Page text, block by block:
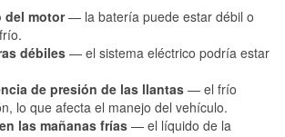
del motor— la batería puede estar débil o
débiles— el sistema eléctrico podría estar
de presión de las llantas — el frío
lo que afecta el manejo del vehículo.
las mañanas frías — el líquido de la